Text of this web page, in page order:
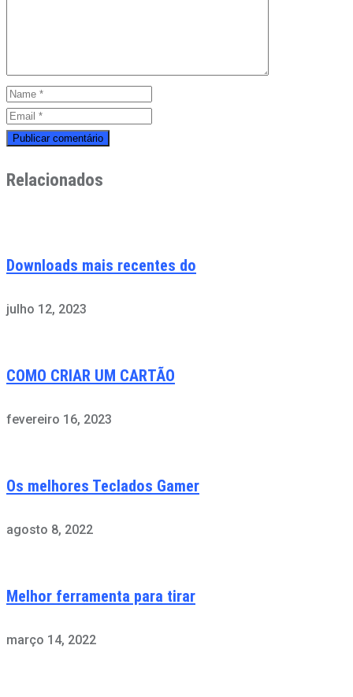
Relacionados
Downloads mais recentes do
julho 12, 2023
COMO CRIAR UM CARTÃO
fevereiro 16, 2023
Os melhores Teclados Gamer
agosto 8, 2022
Melhor ferramenta para tirar
março 14, 2022